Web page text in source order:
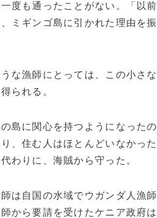
度も通ったことがない。「以
ミギンゴ島に引かれた理由を
な漁師にとっては、この小さ
られる。
島に関心を持つようになった
、住む人はほとんどいなかっ
わりに、海賊から守った。
は自国の水域でウガンダ人漁
から要請を受けたケニア政府